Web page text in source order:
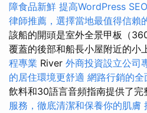
障食品新鮮 提高WordPress
律師推薦，選擇當地最值得信賴
該船的開頭是室外全景甲板（
覆蓋的後部和船長小屋附近的小
程專業 River 外商投資設立公司
的居住環境更舒適 網路行銷的全
飲料和30語言音頻指南提供了完
服務，徹底清潔和保養你的肌膚